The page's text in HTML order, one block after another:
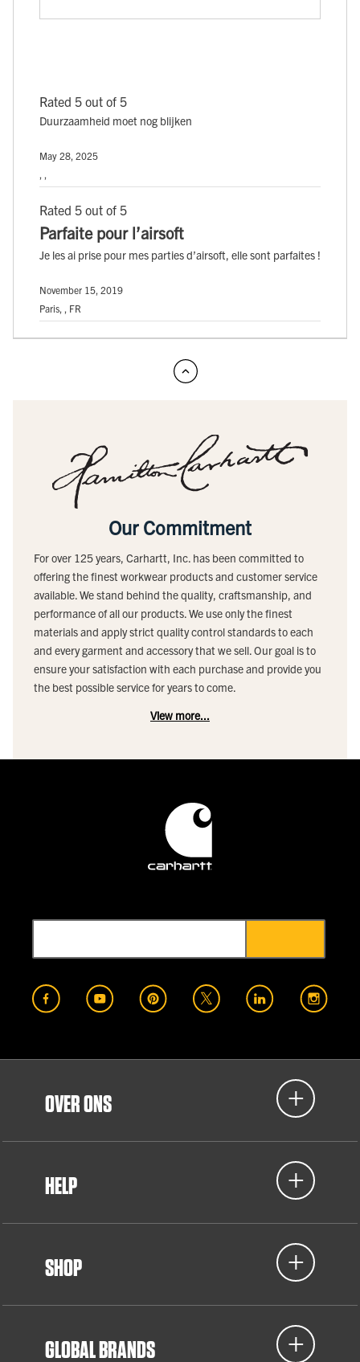
Rated 5 out of 5
Duurzaamheid moet nog blijken
May 28, 2025
, ,
Rated 5 out of 5
Parfaite pour l’airsoft
Je les ai prise pour mes parties d’airsoft, elle sont parfaites !
November 15, 2019
Paris, , FR
Our Commitment
For over 125 years, Carhartt, Inc. has been committed to
offering the finest workwear products and customer service
available. We stand behind the quality, craftsmanship, and
performance of all our products. We use only the finest
materials and apply strict quality control standards to each
and every garment and accessory that we sell. Our goal is to
ensure your satisfaction with each purchase and provide you
the best possible service for years to come.
View more...
OVER ONS
HELP
SHOP
GLOBAL BRANDS